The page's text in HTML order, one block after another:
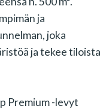
ja
joka
ja tekee tiloista
Premium -levyt